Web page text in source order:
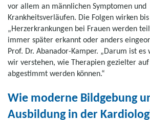
vor allem an männlichen Symptomen und
Krankheitsverläufen. Die Folgen wirken
„Herzerkrankungen bei Frauen werden
immer später erkannt oder anders
Prof. Dr. Abanador-Kamper. „Darum ist es
wir verstehen, wie Therapien gezielter
abgestimmt werden können.“
Wie moderne Bildgebung
Ausbildung in der